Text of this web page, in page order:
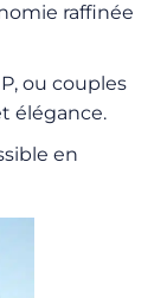
raffinée
ou couples
élégance.
en